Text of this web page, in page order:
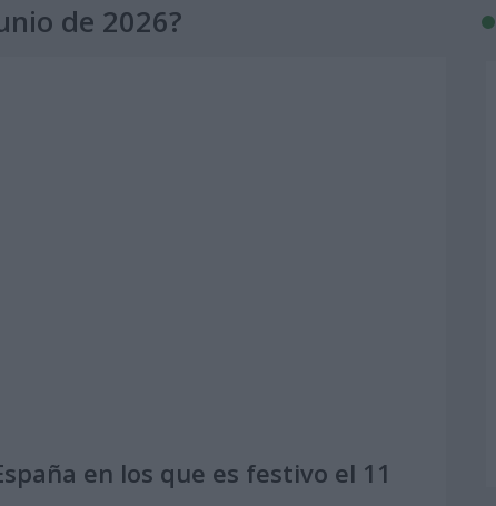
de 2026?
en los que es festivo el 11